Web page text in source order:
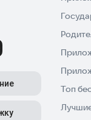
Топ